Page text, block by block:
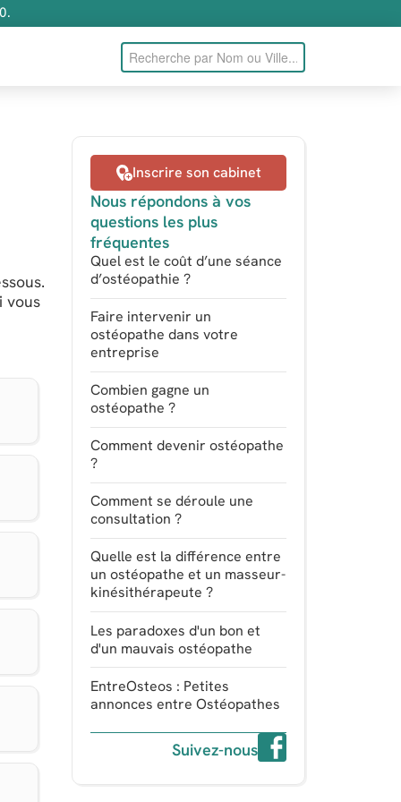
vous
Inscrire son cabinet
Nous répondons à vos
questions les plus
fréquentes
Quel est le coût d’une séance
d’ostéopathie ?
Faire intervenir un
ostéopathe dans votre
entreprise
Combien gagne un
ostéopathe ?
Comment devenir ostéopathe
?
Comment se déroule une
consultation ?
Quelle est la différence entre
un ostéopathe et un masseur-
kinésithérapeute ?
Les paradoxes d'un bon et
d'un mauvais ostéopathe
EntreOsteos : Petites
annonces entre Ostéopathes
Suivez-nous